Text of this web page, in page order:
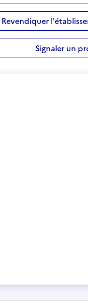
Revendiquer
Signaler un